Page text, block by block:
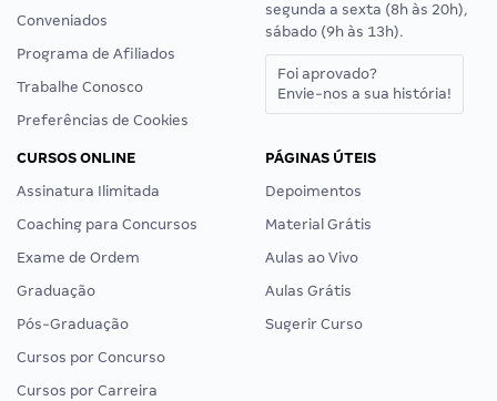
Conveniados
Programa de Afiliados
Trabalhe Conosco
Preferências de Cookies
segunda a sexta (8h às 20h),
sábado (9h às 13h).
Foi aprovado?
Envie-nos a sua história!
CURSOS ONLINE
Assinatura Ilimitada
Coaching para Concursos
Exame de Ordem
Graduação
Pós-Graduação
Cursos por Concurso
Cursos por Carreira
PÁGINAS ÚTEIS
Depoimentos
Material Grátis
Aulas ao Vivo
Aulas Grátis
Sugerir Curso